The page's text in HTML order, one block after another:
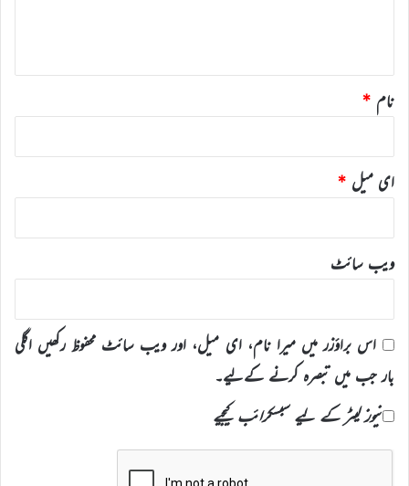
نام *
ای میل *
ویب‌ سائٹ
اس براؤزر میں میرا نام، ای میل، اور ویب سائٹ محفوظ رکھیں اگلی
بار جب میں تبصرہ کرنے کےلیے۔
نیوز لیٹر کے لیے سبسکرائب کیجیے